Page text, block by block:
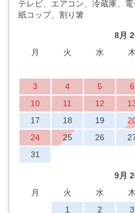
テレビ、エアコン、冷蔵庫、
紙コップ、割り箸
8月
月
火 水 木
3
4 5 6
10
11 12
17
18 19
24
25 26
31
9月
月
火 水 木
1
2 3